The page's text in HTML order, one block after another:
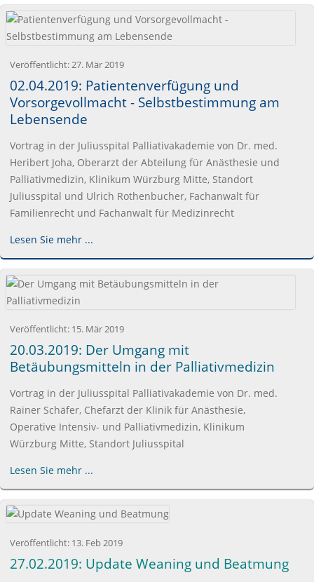
Veröffentlicht:27. Mär 2019
02.04.2019: Patientenverfügung und
Vorsorgevollmacht - Selbstbestimmung am
Lebensende
Vortrag in der Juliusspital Palliativakademie von Dr. med.
Heribert Joha, Oberarzt der Abteilung für Anästhesie und
Palliativmedizin, Klinikum Würzburg Mitte, Standort
Juliusspital und Ulrich Rothenbucher, Fachanwalt für
Familienrecht und Fachanwalt für Medizinrecht
Lesen Sie mehr ...
Veröffentlicht: 15. Mär 2019
20.03.2019: Der Umgang mit
Betäubungsmitteln in der Palliativmedizin
Vortrag in der Juliusspital Palliativakademie von Dr. med.
Rainer Schäfer, Chefarzt der Klinik für Anästhesie,
Operative Intensiv- und Palliativmedizin, Klinikum
Würzburg Mitte, Standort Juliusspital
Lesen Sie mehr ...
Veröffentlicht: 13. Feb 2019
27.02.2019: Update Weaning und Beatmung